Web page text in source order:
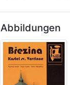
Abbildungen